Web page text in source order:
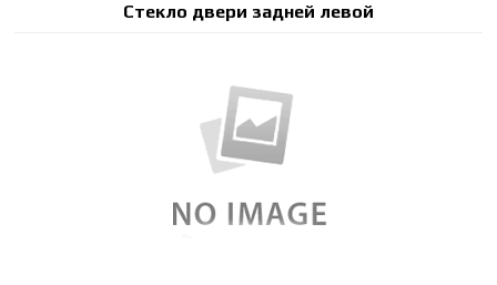
Стекло двери задней левой